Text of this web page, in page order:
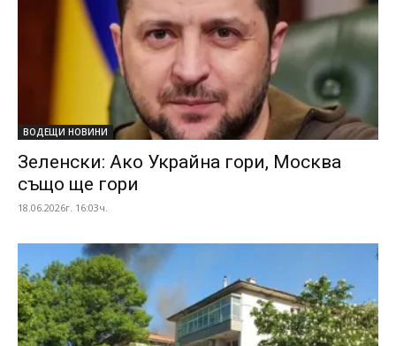
ВОДЕЩИ НОВИНИ
Зеленски: Ако Украйна гори, Москва
също ще гори
18.06.2026г. 16:03ч.